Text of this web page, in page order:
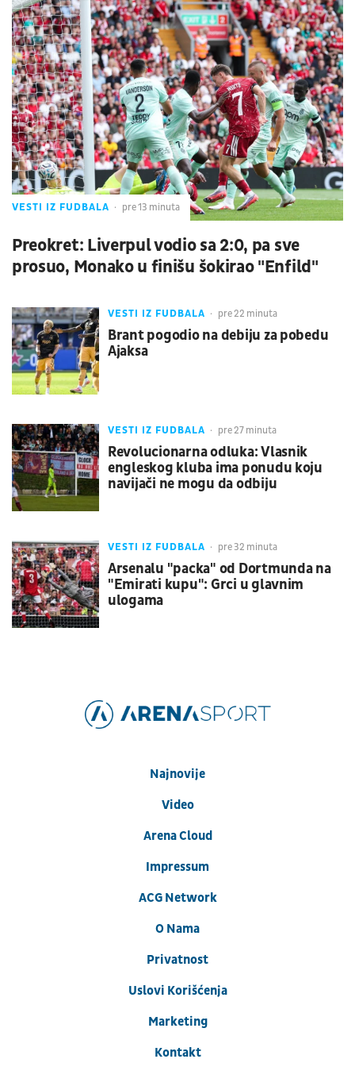
VESTI IZ FUDBALA pre 13 minuta
Preokret: Liverpul vodio sa 2:0, pa sve
prosuo, Monako u finišu šokirao "Enfild"
VESTI IZ FUDBALA pre 22 minuta
Brant pogodio na debiju za pobedu
Ajaksa
VESTI IZ FUDBALA pre 27 minuta
Revolucionarna odluka: Vlasnik
engleskog kluba ima ponudu koju
navijači ne mogu da odbiju
VESTI IZ FUDBALA pre 32 minuta
Arsenalu "packa" od Dortmunda na
"Emirati kupu": Grci u glavnim
ulogama
Najnovije
Video
Arena Cloud
Impressum
ACG Network
O Nama
Privatnost
Uslovi Korišćenja
Marketing
Kontakt